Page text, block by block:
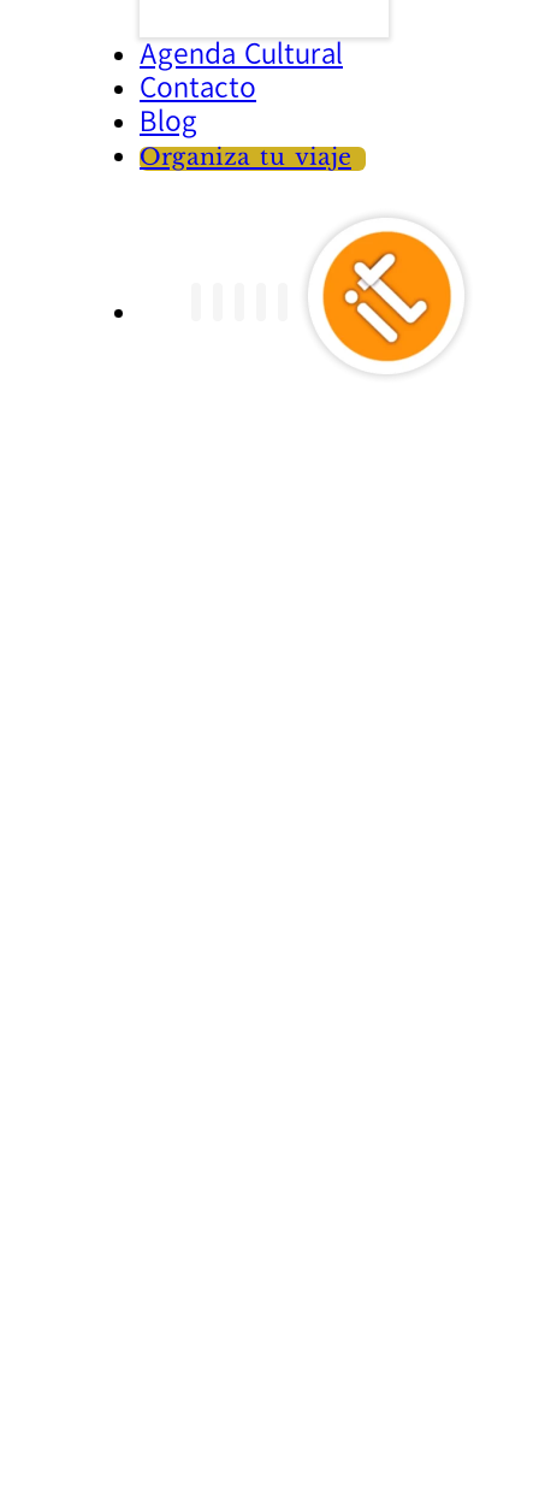
Agenda Cultural
Contacto
Blog
Organiza tu viaje